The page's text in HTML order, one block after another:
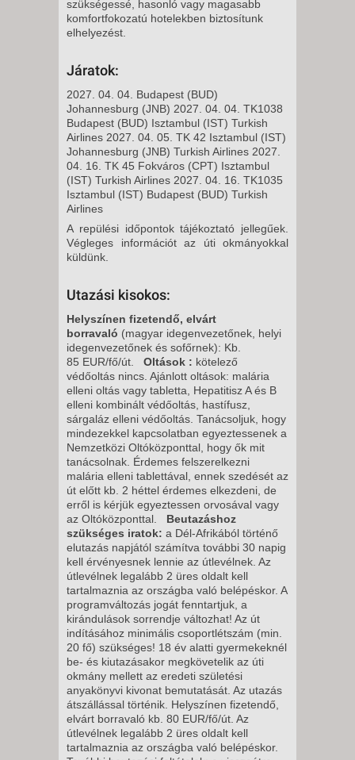
szükségessé, hasonló vagy magasabb
komfortfokozatú hotelekben biztosítunk
elhelyezést.
Járatok:
2027. 04. 04. Budapest (BUD)
Johannesburg (JNB) 2027. 04. 04. TK1038
Budapest (BUD) Isztambul (IST) Turkish
Airlines 2027. 04. 05. TK 42 Isztambul (IST)
Johannesburg (JNB) Turkish Airlines 2027.
04. 16. TK 45 Fokváros (CPT) Isztambul
(IST) Turkish Airlines 2027. 04. 16. TK1035
Isztambul (IST) Budapest (BUD) Turkish
Airlines
A repülési időpontok tájékoztató jellegűek.
Végleges információt az úti okmányokkal
küldünk.
Utazási kisokos:
Helyszínen fizetendő, elvárt
borravaló (magyar idegenvezetőnek, helyi
idegenvezetőnek és sofőrnek): Kb.
85 EUR/fő/út. Oltások : kötelező
védőoltás nincs. Ajánlott oltások: malária
elleni oltás vagy tabletta, Hepatitisz A és B
elleni kombinált védőoltás, hastífusz,
sárgaláz elleni védőoltás. Tanácsoljuk, hogy
mindezekkel kapcsolatban egyeztessenek a
Nemzetközi Oltóközponttal, hogy ők mit
tanácsolnak. Érdemes felszerelkezni
malária elleni tablettával, ennek szedését az
út előtt kb. 2 héttel érdemes elkezdeni, de
erről is kérjük egyeztessen orvosával vagy
az Oltóközponttal. Beutazáshoz
szükséges iratok: a Dél-Afrikából történő
elutazás napjától számítva további 30 napig
kell érvényesnek lennie az útlevélnek. Az
útlevélnek legalább 2 üres oldalt kell
tartalmaznia az országba való belépéskor. A
programváltozás jogát fenntartjuk, a
kirándulások sorrendje változhat! Az út
indításához minimális csoportlétszám (min.
20 fő) szükséges! 18 év alatti gyermekeknél
be- és kiutazásakor megkövetelik az úti
okmány mellett az eredeti születési
anyakönyvi kivonat bemutatását. Az utazás
átszállással történik. Helyszínen fizetendő,
elvárt borravaló kb. 80 EUR/fő/út. Az
útlevélnek legalább 2 üres oldalt kell
tartalmaznia az országba való belépéskor.